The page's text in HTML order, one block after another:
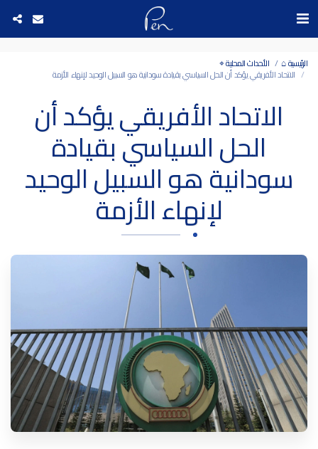
الرئيسية ⌂ الأحداث المحلية ⌖
الاتحاد الأفريقي يؤكد أن الحل السياسي بقيادة سودانية هو السبيل الوحيد لإنهاء الأزمة
الاتحاد الأفريقي يؤكد أن
الحل السياسي بقيادة
سودانية هو السبيل الوحيد
لإنهاء الأزمة